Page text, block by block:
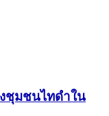
ชุมชนไทดำใน